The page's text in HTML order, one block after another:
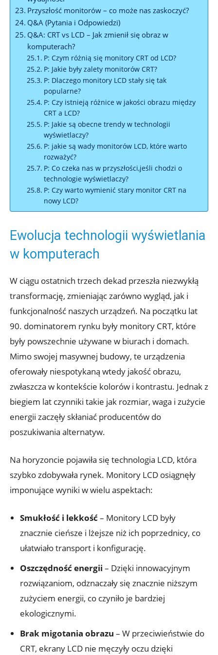
Przyszłość monitorów – co może nas zaskoczyć?
Q&A (Pytania i Odpowiedzi)
Q&A: CRT vs LCD – Jak zmienił się obraz w
komputerach?
P: Czym różnią się monitory CRT od LCD?
P: Jakie były zalety monitorów CRT?
P: Dlaczego monitory LCD stały się tak
popularne?
P: Czy istnieją różnice w jakości obrazu między
CRT a LCD?
P: Jakie są obecne trendy w technologii
wyświetlaczy?
P: jakie są wady monitorów LCD, które warto
rozważyć?
P: Co czeka nas w przyszłości,jeśli chodzi o
technologie wyświetlaczy?
P: Czy warto wymienić stary monitor CRT na
nowy LCD?
Ewolucja technologii wyświetlania
w komputerach
W ciągu ostatnich trzech dekad przeszła niezwykłą
transformację, zmieniając zarówno wygląd, jak i
funkcjonalność naszych urządzeń. Na początku lat
90. dominatorem rynku były monitory CRT, które
były powszechnie używane w biurach i domach.
Mimo swojej masywnej budowy, te urządzenia
oferowały niespotykaną wtedy jakość obrazu,
zwłaszcza w kontekście kolorów i kontrastu. Jednak z
biegiem lat czynniki takie jak rozmiar, waga i zużycie
energii zaczęły skłaniać producentów do
poszukiwania alternatyw.
Na horyzoncie pojawiła się technologia LCD, która
szybko zdobywała rynek. Monitory LCD osiągnęły
imponujące wyniki w wielu aspektach:
Smukłość i lekkość– Monitory LCD były
znacznie cieńsze i lżejsze niż ich poprzednicy, co
ułatwiało transport i konfigurację.
Oszczędność energii – Dzięki innowacyjnym
rozwiązaniom, odznaczały się znacznie niższym
zużyciem energii, co czyniło je bardziej
ekologicznymi.
Brak migotania obrazu – W przeciwieństwie do
CRT, ekrany LCD nie męczyły oczu dzięki